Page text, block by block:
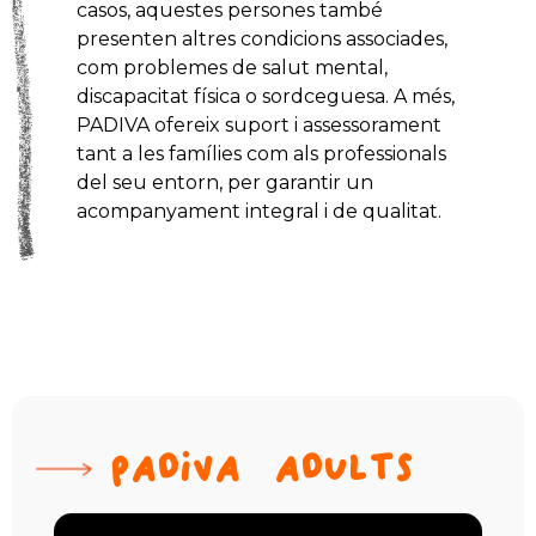
casos, aquestes persones també
presenten altres condicions associades,
com problemes de salut mental,
discapacitat física o sordceguesa. A més,
PADIVA ofereix suport i assessorament
tant a les famílies com als professionals
del seu entorn, per garantir un
acompanyament integral i de qualitat.
PADIVA ADULTS